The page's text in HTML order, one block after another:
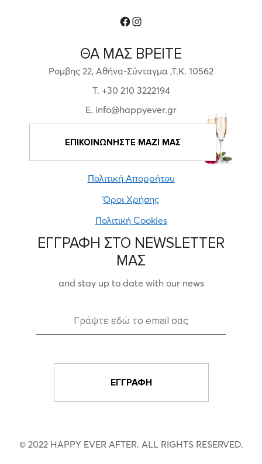
ΘΑ ΜΑΣ ΒΡΕΙΤΕ
Ρομβης 22, Αθήνα-Σύνταγμα ,Τ.Κ. 10562
T. +30 210 3222194
E. info@happyever.gr
ΕΠΙΚΟΙΝΩΝΗΣΤΕ ΜΑΖΙ ΜΑΣ
Πολιτική Απορρήτου
Όροι Χρήσης
Πολιτική Cookies
Facebook
Instagram
ΕΓΓΡΑΦΗ ΣΤΟ NEWSLETTER
ΜΑΣ
and stay up to date with our news
© 2022 HAPPY EVER AFTER. ALL RIGHTS RESERVED.